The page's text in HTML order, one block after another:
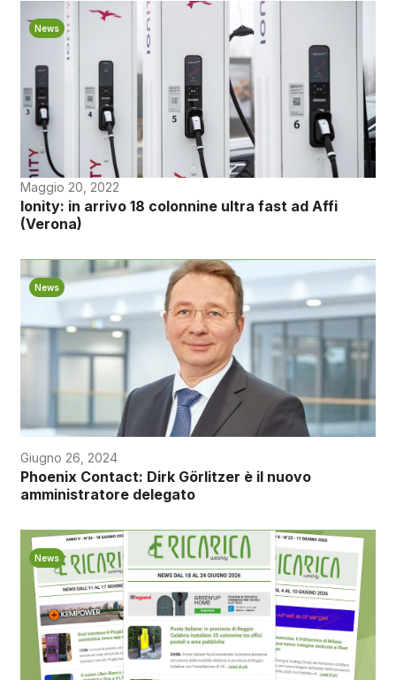
News
Maggio 20, 2022
Ionity: in arrivo 18 colonnine ultra fast ad Affi
(Verona)
News
Giugno 26, 2024
Phoenix Contact: Dirk Görlitzer è il nuovo
amministratore delegato
News